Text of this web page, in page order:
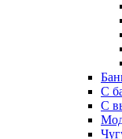
С
С